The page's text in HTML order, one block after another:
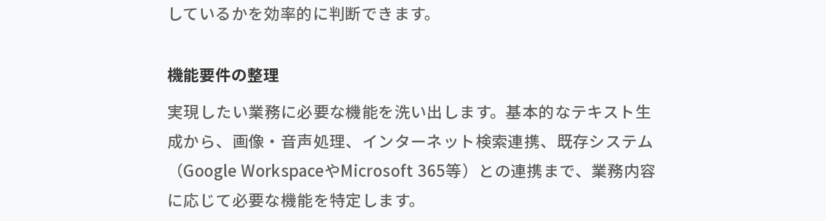
しているかを効率的に判断できます。
機能要件の整理
実現したい業務に必要な機能を洗い出します。基本的なテキスト生
成から、画像・音声処理、インターネット検索連携、既存システム
（Google WorkspaceやMicrosoft 365等）との連携まで、業務内容
に応じて必要な機能を特定します。